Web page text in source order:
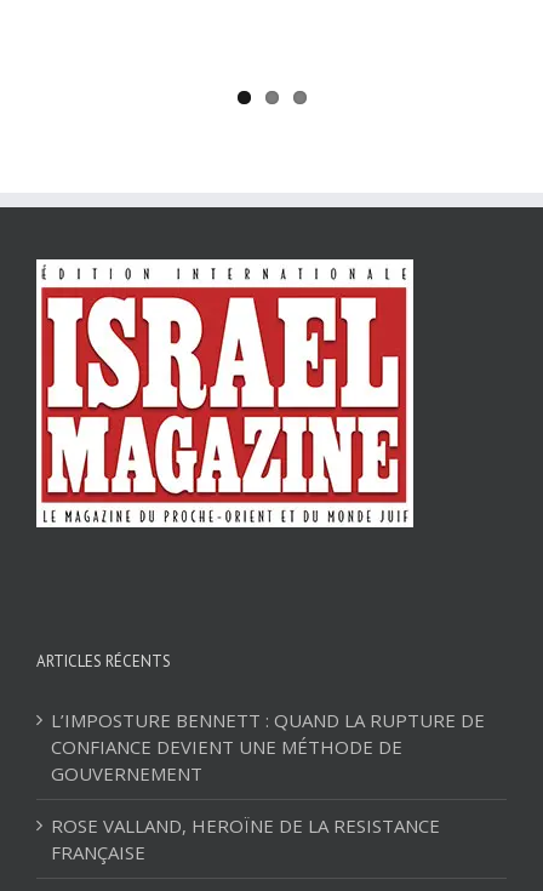
ARTICLES RÉCENTS
L’IMPOSTURE BENNETT : QUAND LA RUPTURE DE
CONFIANCE DEVIENT UNE MÉTHODE DE
GOUVERNEMENT
ROSE VALLAND, HEROÏNE DE LA RESISTANCE
FRANÇAISE